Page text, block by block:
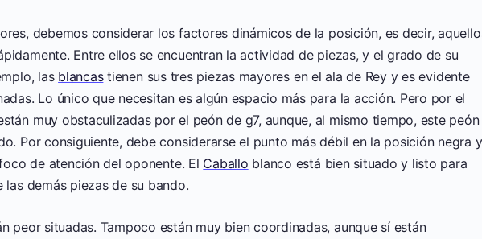
debemos considerar los factores dinámicos de la posición, es decir,
Entre ellos se encuentran la actividad de piezas, y el grado de su
las blancastienen sus tres piezas mayores en el ala de Rey y es evidente
Lo único que necesitan es algún espacio más para la acción. Pero por el
muy obstaculizadas por el peón de g7, aunque, al mismo tiempo, este peón
Por consiguiente, debe considerarse el punto más débil en la posición negra
de atención del oponente. El Caballo blanco está bien situado y listo para
las demás piezas de su bando.
peor situadas. Tampoco están muy bien coordinadas, aunque sí están